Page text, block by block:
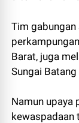
Tim
Barat, juga
Sungai Batang
Namun upaya
kewaspadaan